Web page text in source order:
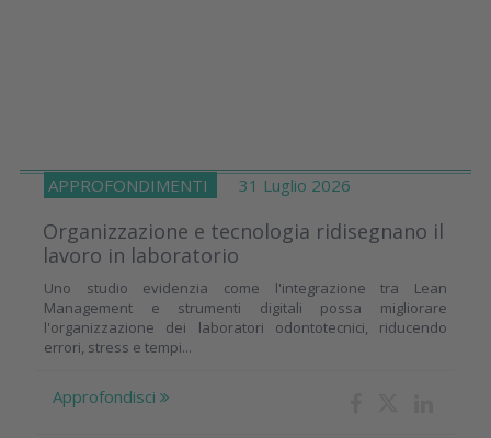
APPROFONDIMENTI 31 Luglio 2026
Organizzazione e tecnologia ridisegnano il
lavoro in laboratorio
Uno studio evidenzia come l'integrazione tra Lean
Management e strumenti digitali possa migliorare
l'organizzazione dei laboratori odontotecnici, riducendo
errori, stress e tempi...
Approfondisci